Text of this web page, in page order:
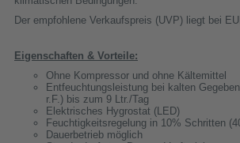
Der empfohlene Verkaufspreis (UVP) liegt bei
Eigenschaften & Vorteile:
Ohne Kompressor und ohne Kältemittel
Entfeuchtungsleistung bei kalten
r.F.) bis zum 9 Ltr./Tag
Elektrisches Hygrostat (LED)
Feuchtigkeitsregelung in 10% Schritten
Dauerbetrieb möglich